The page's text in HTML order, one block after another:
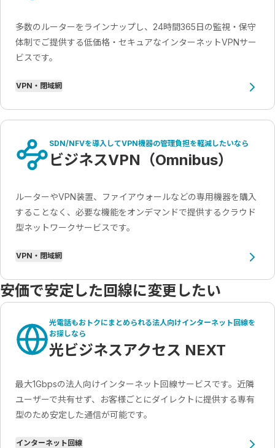
多数のルーターをラインナップし、24時間365日の監視・保守
体制でご提供する低価格・セキュアなインターネットVPNサー
ビスです。
VPN・閉域網
SDN/NFVを導入してVPN機器の管理負担を軽減したいなら
ビジネスVPN（Omnibus）
ルーターやVPN装置、ファイアウォールなどの専用機器を購入
することなく、必要な機能をオンデマンドで提供するクラウド
型ネットワークサービスです。
VPN・閉域網
安価で安定した回線に変更したい
光電話もおトクにまとめられる法人向けインターネット回線を
お探しなら
光ビジネスアクセス NEXT
最大1Gbpsの法人向けインターネット回線サービスです。近隣
ユーザーで共有せず、お客様ごとにダイレクトに提供する専有
型のため安定した通信が可能です。
インターネット回線